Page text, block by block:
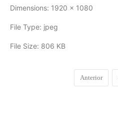
Dimensions: 1920 x 1080
File Type: jpeg
File Size: 806 KB
Anterior